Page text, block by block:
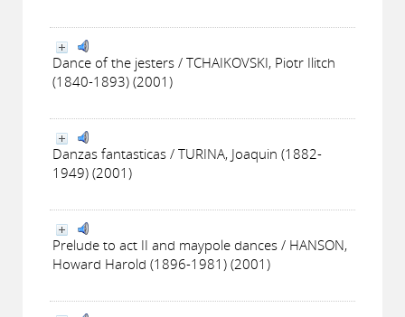
Dance of the jesters / TCHAIKOVSKI, Piotr Ilitch
(1840-1893) (2001)
Danzas fantasticas / TURINA, Joaquin (1882-
1949) (2001)
Prelude to act II and maypole dances / HANSON,
Howard Harold (1896-1981) (2001)